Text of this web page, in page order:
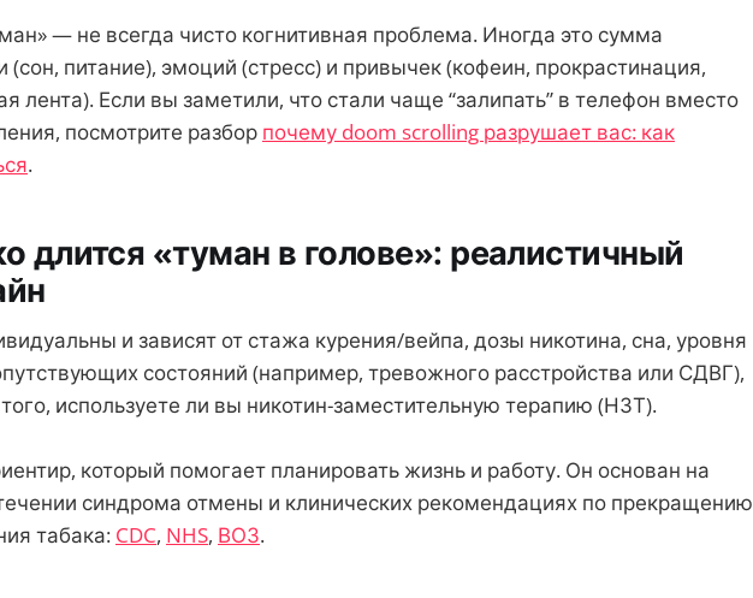
— не всегда чисто когнитивная проблема. Иногда это сумма
(сон, питание), эмоций (стресс) и привычек (кофеин, прокрастинация,
лента). Если вы заметили, что стали чаще “залипать” в телефон вместо
посмотрите разбор почему doom scrolling разрушает вас: как
.
длится «туман в голове»: реалистичный
и зависят от стажа курения/вейпа, дозы никотина, сна, уровня
состояний (например, тревожного расстройства или СДВГ),
используете ли вы никотин-заместительную терапию (НЗТ).
который помогает планировать жизнь и работу. Он основан на
синдрома отмены и клинических рекомендациях по прекращению
табака: CDC, NHS, ВОЗ.